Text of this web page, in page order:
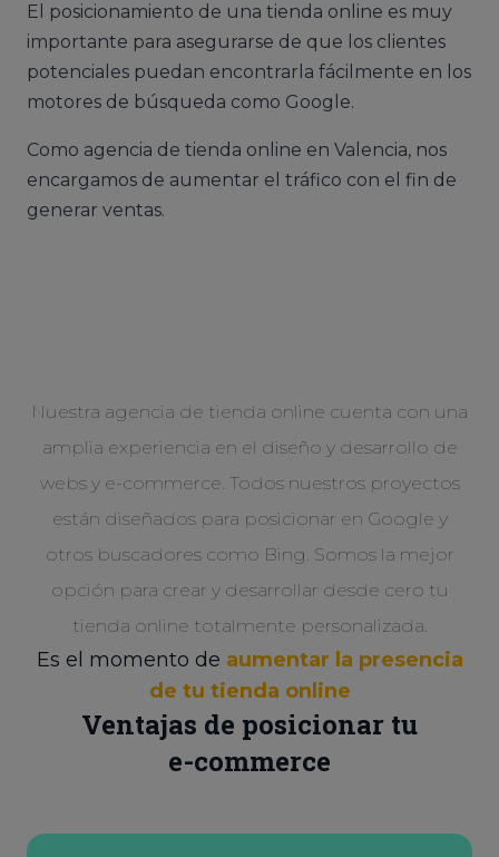
El posicionamiento de una tienda online es muy
importante para asegurarse de que los clientes
potenciales puedan encontrarla fácilmente en los
motores de búsqueda como Google.
Como agencia de tienda online en Valencia, nos
encargamos de aumentar el tráfico con el fin de
generar ventas.
Nuestra agencia de tienda online cuenta con una
amplia experiencia en el diseño y desarrollo de
webs y e-commerce. Todos nuestros proyectos
están diseñados para posicionar en Google y
otros buscadores como Bing. Somos la mejor
opción para crear y desarrollar desde cero tu
tienda online totalmente personalizada.
Es el momento de aumentar la presencia
de tu tienda online
Ventajas de posicionar tu
e-commerce